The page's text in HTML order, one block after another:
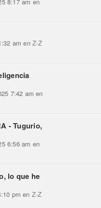
am enZ-Z
7:42 am en
- Tugurio,
6:56 am en
lo que he
pm en Z-Z